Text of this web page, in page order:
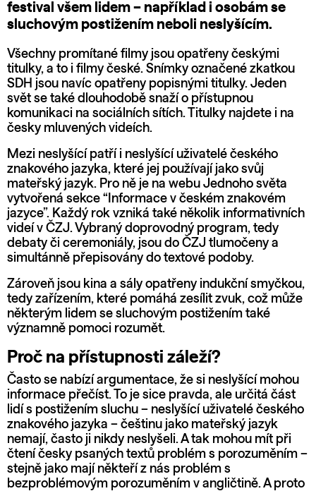
festival všem lidem – například i osobám se
sluchovým postižením neboli neslyšícím.
Všechny promítané filmy jsou opatřeny českými
titulky, a to i filmy české. Snímky označené zkatkou
SDH jsou navíc opatřeny popisnými titulky. Jeden
svět se také dlouhodobě snaží o přístupnou
komunikaci na sociálních sítích. Titulky najdete i na
česky mluvených videích.
Mezi neslyšící patří i neslyšící uživatelé českého
znakového jazyka, které jej používají jako svůj
mateřský jazyk. Pro ně je na webu Jednoho světa
vytvořená sekce “Informace v českém znakovém
jazyce”. Každý rok vzniká také několik informativních
videí v ČZJ. Vybraný doprovodný program, tedy
debaty či ceremoniály, jsou do ČZJ tlumočeny a
simultánně přepisovány do textové podoby.
Zároveň jsou kina a sály opatřeny indukční smyčkou,
tedy zařízením, které pomáhá zesílit zvuk, což může
některým lidem se sluchovým postižením také
významně pomoci rozumět.
Proč na přístupnosti záleží?
Často se nabízí argumentace, že si neslyšící mohou
informace přečíst. To je sice pravda, ale určitá část
lidí s postižením sluchu – neslyšící uživatelé českého
znakového jazyka – češtinu jako mateřský jazyk
nemají, často ji nikdy neslyšeli. A tak mohou mít při
čtení česky psaných textů problém s porozuměním –
stejně jako mají někteří z nás problém s
bezproblémovým porozuměním v angličtině. A proto